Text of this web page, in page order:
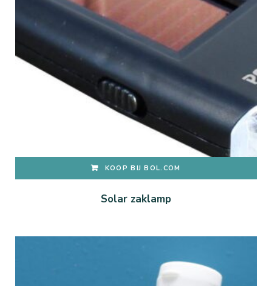
KOOP BIJ BOL.COM
Solar zaklamp